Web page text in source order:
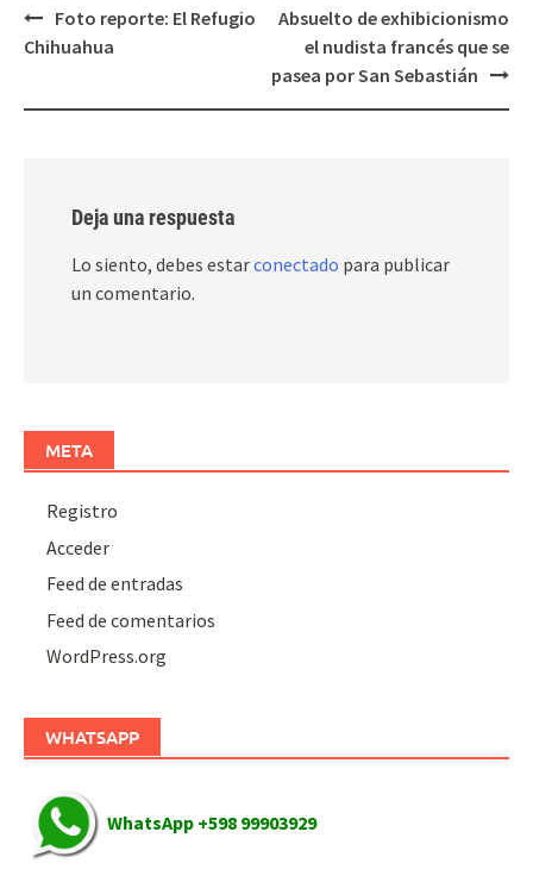
Post
navigation
Foto reporte: El Refugio
Chihuahua
Absuelto de exhibicionismo
el nudista francés que se
pasea por San Sebastián
Deja una respuesta
Lo siento, debes estarconectado para publicar
un comentario.
META
Registro
Acceder
Feed de entradas
Feed de comentarios
WordPress.org
WHATSAPP
WhatsApp +598 99903929